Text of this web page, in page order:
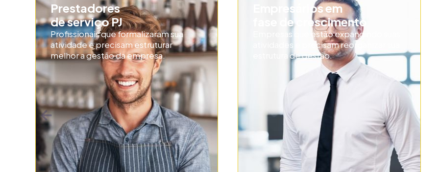
Prestadores
de serviço PJ
Profissionais que formalizaram sua
atividade e precisam estruturar
melhor a gestão da empresa.
Empresários em
fase de crescimento
Empresas que estão expandindo suas
atividades e precisam reorganizar sua
estrutura de gestão.